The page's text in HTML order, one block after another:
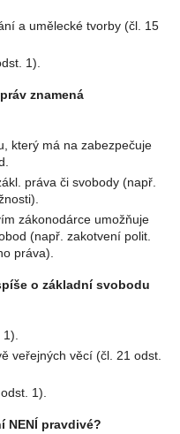
a umělecké tvorby (čl. 15
1).
znamená
který má na zabezpečuje
práva či svobody (např.
zákonodárce umožňuje
(např. zakotvení polit.
práva).
o základní svobodu
veřejných věcí (čl. 21 odst.
1).
NENÍ pravdivé?